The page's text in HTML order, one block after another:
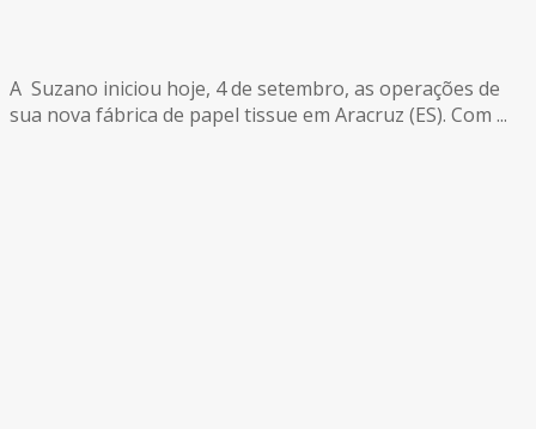
A Suzano iniciou hoje, 4 de setembro, as operações de
sua nova fábrica de papel tissue em Aracruz (ES). Com ...